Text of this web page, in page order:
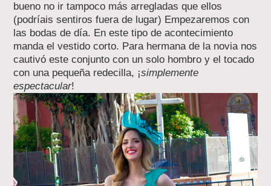
bueno no ir tampoco más arregladas que ellos
(podríais sentiros fuera de lugar) Empezaremos con
las bodas de día. En este tipo de acontecimiento
manda el vestido corto. Para hermana de la novia nos
cautivó este conjunto con un solo hombro y el tocado
con una pequeña redecilla, ¡simplemente
espectacular!